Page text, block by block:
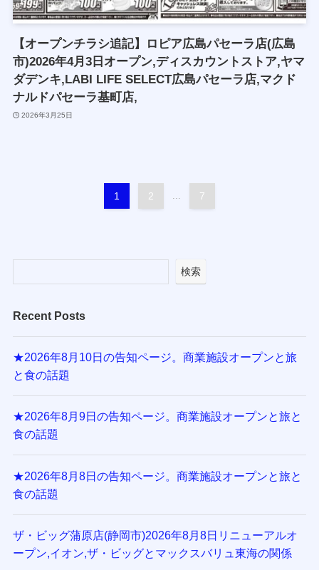
【オープンチラシ追記】ロピア広島パセーラ店(広島
市)2026年4月3日オープン,ディスカウントストア,ヤマ
ダデンキ,LABI LIFE SELECT広島パセーラ店,マクド
ナルドパセーラ基町店,
2026年3月25日
1 2 ... 7
検索
Recent Posts
★2026年8月10日の告知ページ。商業施設オープンと旅
と食の話題
★2026年8月9日の告知ページ。商業施設オープンと旅と
食の話題
★2026年8月8日の告知ページ。商業施設オープンと旅と
食の話題
ザ・ビッグ蒲原店(静岡市)2026年8月8日リニューアルオ
ープン,イオン,ザ・ビッグとマックスバリュ東海の関係